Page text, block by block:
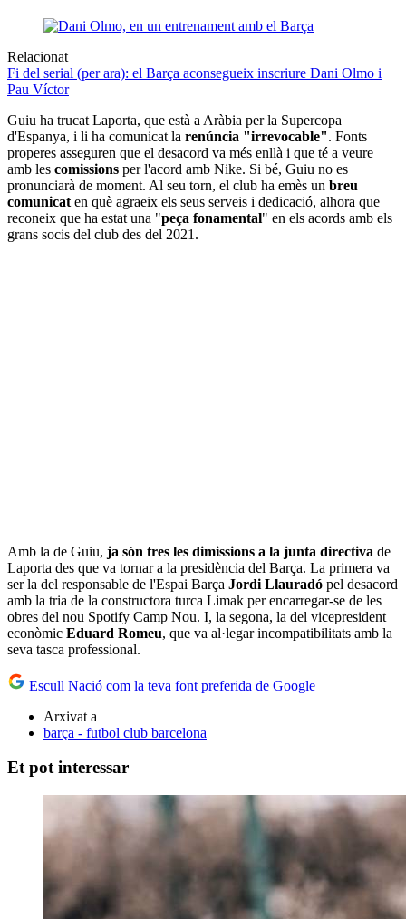
Relacionat
Fi del serial (per ara): el Barça aconsegueix inscriure Dani Olmo i
Pau Víctor
Guiu ha trucat Laporta, que està a Aràbia per la Supercopa
d'Espanya, i li ha comunicat la renúncia "irrevocable". Fonts
properes asseguren que el desacord va més enllà i que té a veure
amb les comissions per l'acord amb Nike. Si bé, Guiu no es
pronunciarà de moment. Al seu torn, el club ha emès un breu
comunicat en què agraeix els seus serveis i dedicació, alhora que
reconeix que ha estat una "peça fonamental" en els acords amb els
grans socis del club des del 2021.
Amb la de Guiu, ja són tres les dimissions a la junta directiva de
Laporta des que va tornar a la presidència del Barça. La primera va
ser la del responsable de l'Espai Barça Jordi Llauradó pel desacord
amb la tria de la constructora turca Limak per encarregar-se de les
obres del nou Spotify Camp Nou. I, la segona, la del vicepresident
econòmic Eduard Romeu, que va al·legar incompatibilitats amb la
seva tasca professional.
Escull Nació com la teva font preferida de Google
Arxivat a
barça - futbol club barcelona
Et pot interessar